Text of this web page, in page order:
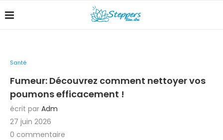
Santé
Fumeur: Découvrez comment nettoyer vos
poumons efficacement !
écrit par Adm
27 juin 2026
0 commentaire